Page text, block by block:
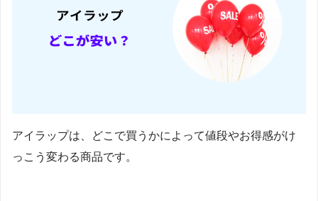
アイラップは、どこで買うかによって値段やお得感がけ
っこう変わる商品です。